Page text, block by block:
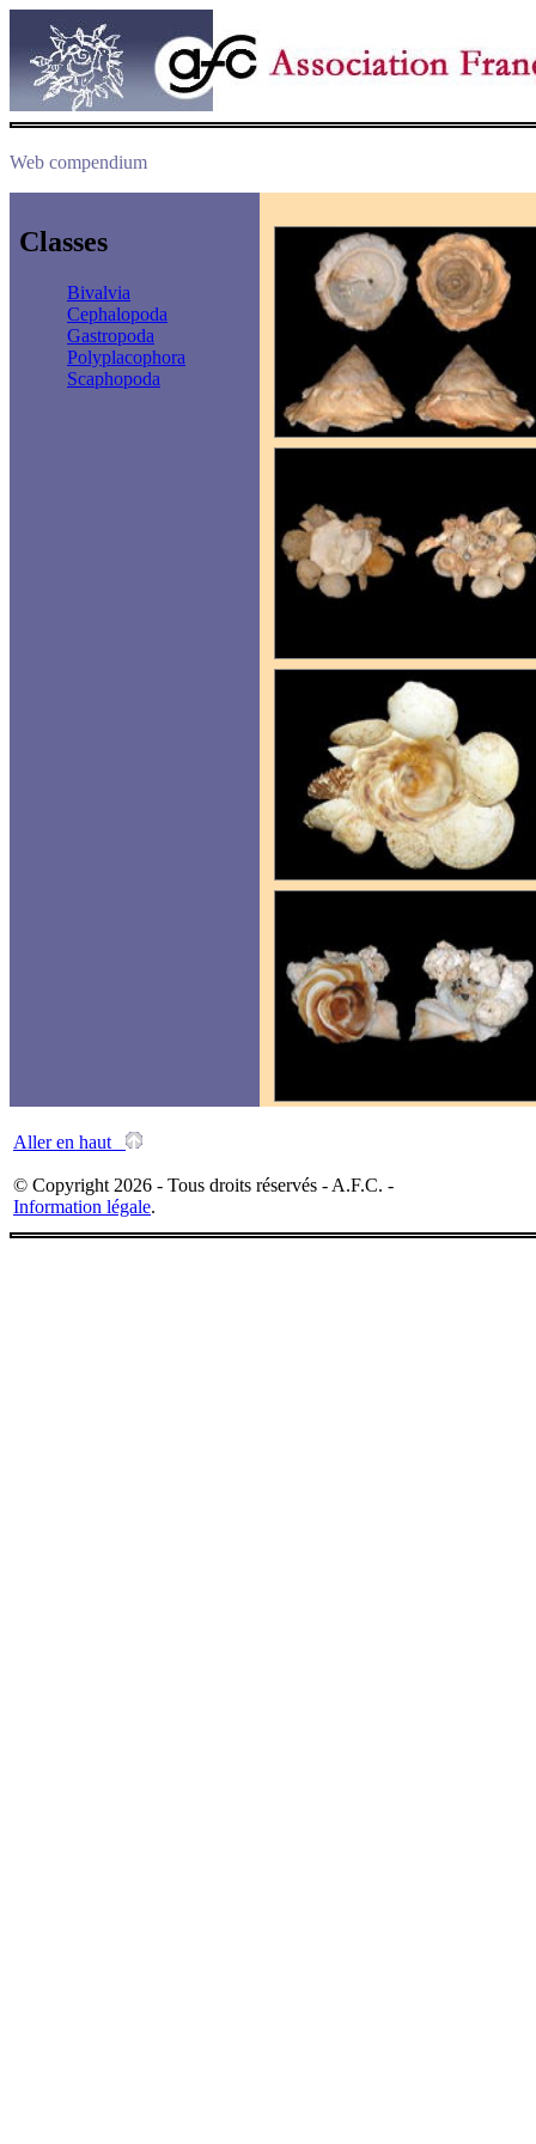
Web compendium
Classes
Bivalvia
Cephalopoda
Gastropoda
Polyplacophora
Scaphopoda
Aller en haut
© Copyright 2026 - Tous droits réservés - A.F.C. -
Information légale.